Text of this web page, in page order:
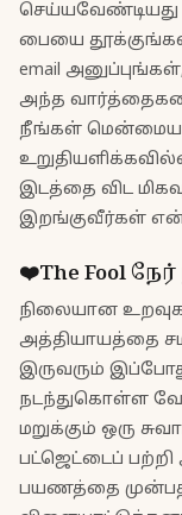
பையை
email
அந்த
நீங்கள்
இடத்தை விட
இறங்குவீர்கள்
❤️The Fool
நிலையான
அத்தியாயத்தை
இருவரும்
நடந்துகொள்ள
மறுக்கும் ஒரு
பட்ஜெட்டைப் பற்றி
பயணத்தை